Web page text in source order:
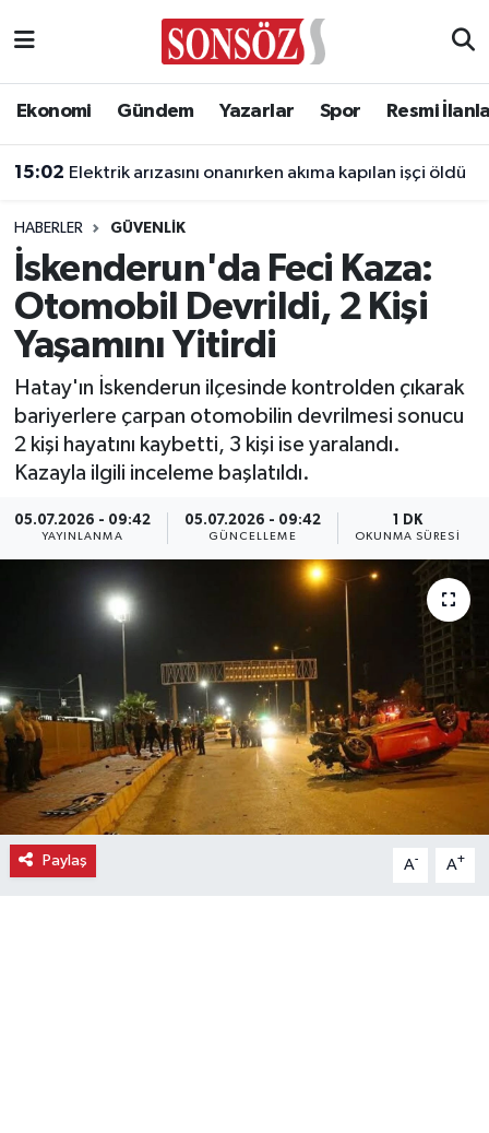
Ekonomi Gündem Yazarlar Spor Resmi
15:02 Elektrik arızasını onanırken akıma kapılan işçi öldü
HABERLER GÜVENLIK
İskenderun'da Feci Kaza:
Otomobil Devrildi, 2 Kişi
Yaşamını Yitirdi
Hatay'ın İskenderun ilçesinde kontrolden çıkarak
bariyerlere çarpan otomobilin devrilmesi sonucu
2 kişi hayatını kaybetti, 3 kişi ise yaralandı.
Kazayla ilgili inceleme başlatıldı.
05.07.2026 - 09:42
YAYINLANMA
05.07.2026 - 09:42
GÜNCELLEME
1 DK
OKUNMA SÜRESI
Paylaş A- A+
Asayiş
Biyografi
Çevre
Diğer
Dünya
Eğitim
Ekonomi
Eleman
Emlak
Gündem
Gurme
Haber
İlçe Haberleri
Ankara Nöbetçi Eczaneler
Ankara Trafik Yoğunluk Haritası
Süper Lig Puan Durumu ve Fikstür
Tüm Manşetler
Son Dakika Haberleri
Haber Arşivi